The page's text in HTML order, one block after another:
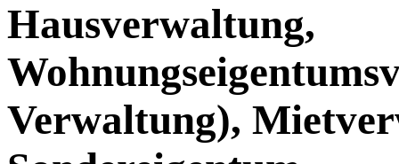
Hausverwaltung,
Verwaltung),